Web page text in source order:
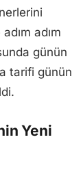
adım
günün
tarifi günün
Yeni